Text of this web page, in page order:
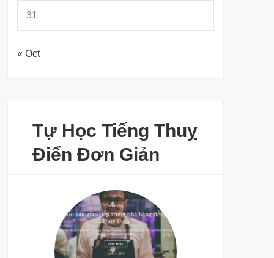
31
« Oct
Tự Học Tiếng Thuỵ
Điển Đơn Giản